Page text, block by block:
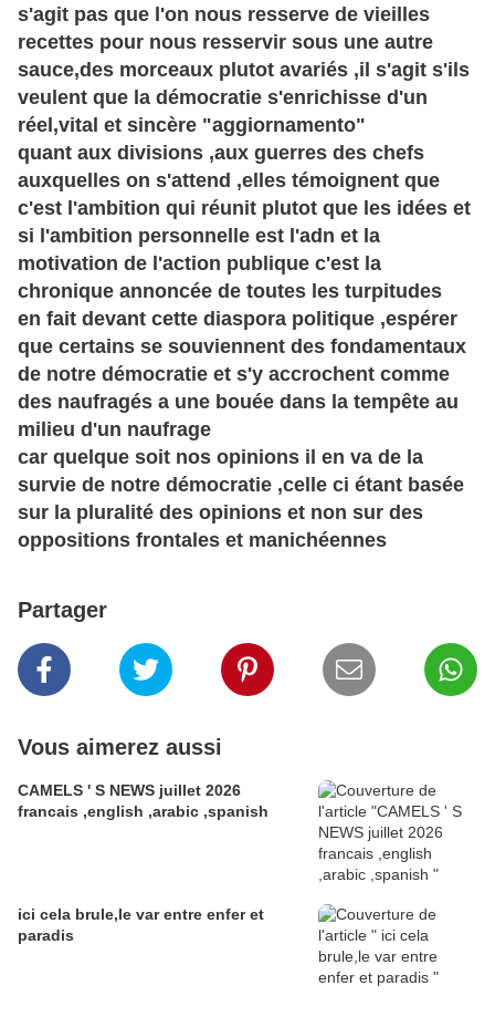
s'agit pas que l'on nous resserve de vieilles
recettes pour nous resservir sous une autre
sauce,des morceaux plutot avariés ,il s'agit s'ils
veulent que la démocratie s'enrichisse d'un
réel,vital et sincère "aggiornamento"
quant aux divisions ,aux guerres des chefs
auxquelles on s'attend ,elles témoignent que
c'est l'ambition qui réunit plutot que les idées et
si l'ambition personnelle est l'adn et la
motivation de l'action publique c'est la
chronique annoncée de toutes les turpitudes
en fait devant cette diaspora politique ,espérer
que certains se souviennent des fondamentaux
de notre démocratie et s'y accrochent comme
des naufragés a une bouée dans la tempête au
milieu d'un naufrage
car quelque soit nos opinions il en va de la
survie de notre démocratie ,celle ci étant basée
sur la pluralité des opinions et non sur des
oppositions frontales et manichéennes
Partager
Vous aimerez aussi
CAMELS ' S NEWS juillet 2026
francais ,english ,arabic ,spanish
ici cela brule,le var entre enfer et
paradis